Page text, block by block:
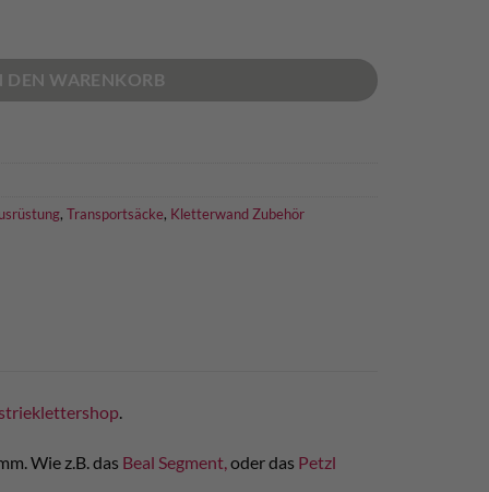
DEN WARENKORB
, Transportsäcke, Kletterwand Zubehör
.
Wie z.B. das Beal Segment,oder das Petzl